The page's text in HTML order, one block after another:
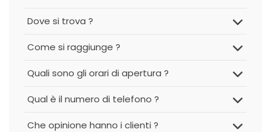
Dove si trova ?
Come si raggiunge ?
Quali sono gli orari di apertura ?
Qual è il numero di telefono ?
Che opinione hanno i clienti ?